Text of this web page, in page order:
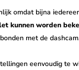
omdat bijna
kunnen worden
met de
eenvoudig te